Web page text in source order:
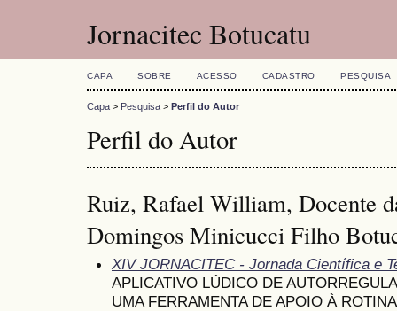
Jornacitec Botucatu
CAPA SOBRE ACESSO CADASTRO PESQUISA
Capa > Pesquisa > Perfil do Autor
Perfil do Autor
Ruiz, Rafael William, Docente
Domingos Minicucci Filho
XIV JORNACITEC - Jornada Científica e
APLICATIVO LÚDICO DE
UMA FERRAMENTA DE APOIO À